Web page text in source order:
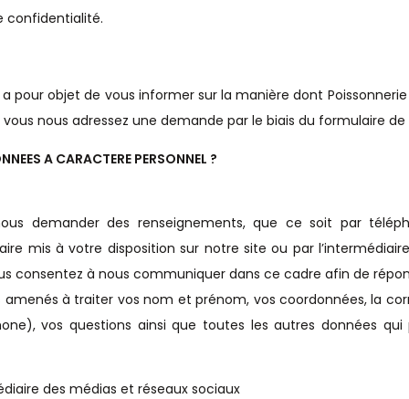
confidentialité.
pour objet de vous informer sur la manière dont
nous adressez une demande par le biais du formulaire
A CARACTERE PERSONNEL ?
demander des renseignements, que ce soit par
mis à votre disposition sur notre site ou par
consentez à nous communiquer dans ce cadre afin de
à traiter vos nom et prénom, vos coordonnées, la
vos questions ainsi que toutes les autres données
des médias et réseaux sociaux